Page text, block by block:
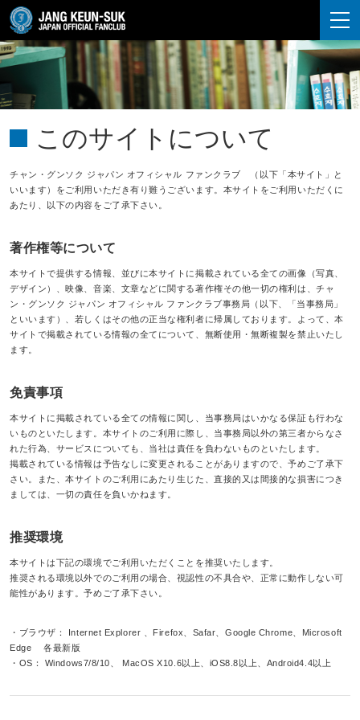
このサイトについて
チャン・グンソク ジャパン オフィシャル ファンクラブ （以下「本サイト」と
いいます）をご利用いただき有り難うございます。本サイトをご利用いただくに
あたり、以下の内容をご了承下さい。
著作権等について
本サイトで提供する情報、並びに本サイトに掲載されている全ての画像（写真、
デザイン）、映像、音楽、文章などに関する著作権その他一切の権利は、チャ
ン・グンソク ジャパン オフィシャル ファンクラブ事務局（以下、「当事務局」
といいます）、若しくはその他の正当な権利者に帰属しております。よって、本
サイトで掲載されている情報の全てについて、無断使用・無断複製を禁止いたし
ます。
免責事項
本サイトに掲載されている全ての情報に関し、当事務局はいかなる保証も行わな
いものといたします。本サイトのご利用に際し、当事務局以外の第三者からなさ
れた行為、サービスについても、当社は責任を負わないものといたします。
掲載されている情報は予告なしに変更されることがありますので、予めご了承下
さい。また、本サイトのご利用にあたり生じた、直接的又は間接的な損害につき
ましては、一切の責任を負いかねます。
推奨環境
本サイトは下記の環境でご利用いただくことを推奨いたします。
推奨される環境以外でのご利用の場合、視認性の不具合や、正常に動作しない可
能性があります。予めご了承下さい。
・ブラウザ： Internet Explorer 、Firefox、Safar、Google Chrome、Microsoft
Edge 各最新版
・OS： Windows7/8/10、 MacOS X10.6以上、iOS8.8以上、Android4.4以上